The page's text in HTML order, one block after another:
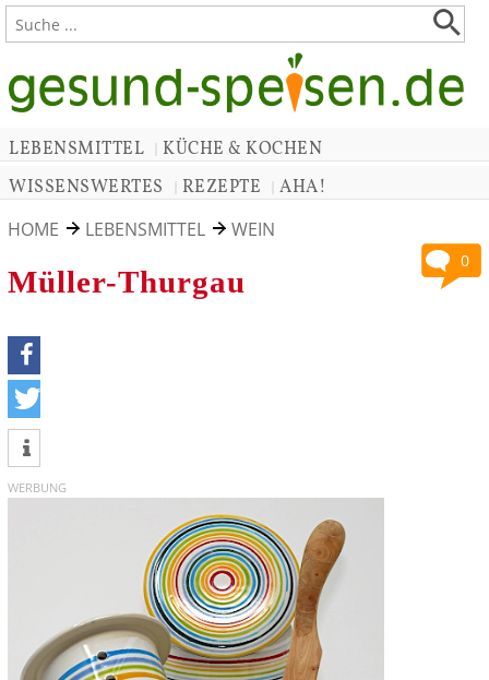
LEBENSMITTEL
KÜCHE & KOCHEN
WISSENSWERTES
REZEPTE
AHA!
HOME
LEBENSMITTEL WEIN
0
Müller-Thurgau
teilen
tweet
WERBUNG